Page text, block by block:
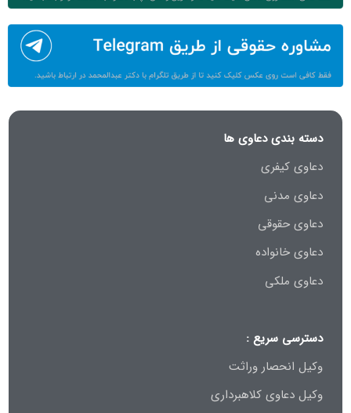
دسته بندی دعاوی ها
دعاوی کیفری
دعاوی مدنی
دعاوی حقوقی
دعاوی خانواده
دعاوی ملکی
دسترسی سریع :
وکیل انحصار وراثت
وکیل دعاوی کلاهبرداری